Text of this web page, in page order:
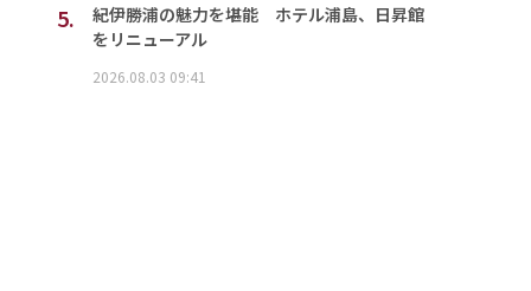
5.
紀伊勝浦の魅力を堪能 ホテル浦島、日昇館
をリニューアル
2026.08.03 09:41